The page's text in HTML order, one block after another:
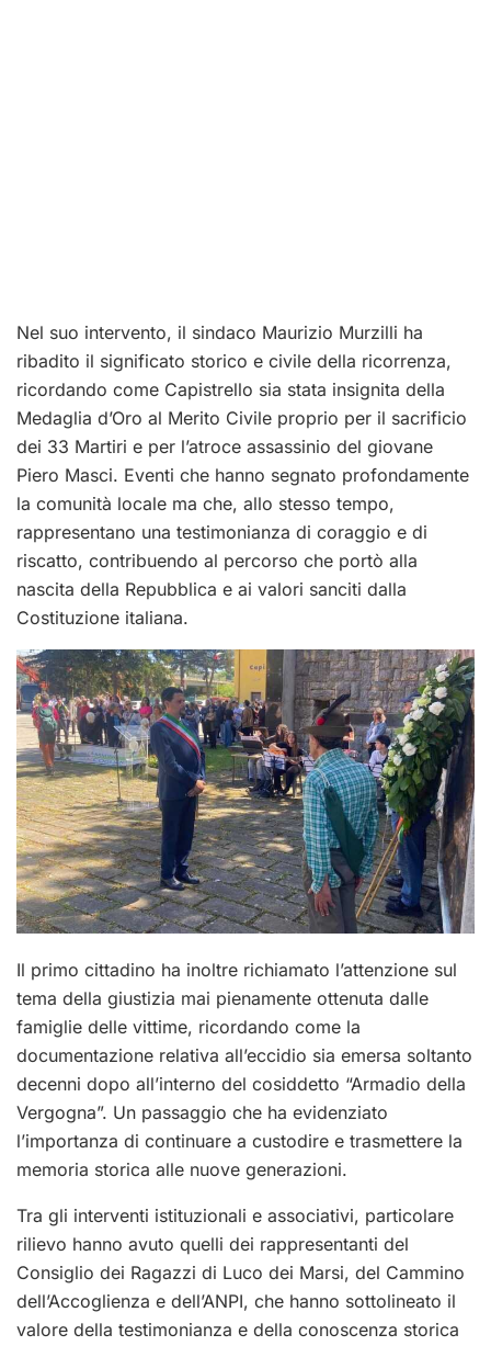
Nel suo intervento, il sindaco Maurizio Murzilli ha
ribadito il significato storico e civile della ricorrenza,
ricordando come Capistrello sia stata insignita della
Medaglia d’Oro al Merito Civile proprio per il sacrificio
dei 33 Martiri e per l’atroce assassinio del giovane
Piero Masci. Eventi che hanno segnato profondamente
la comunità locale ma che, allo stesso tempo,
rappresentano una testimonianza di coraggio e di
riscatto, contribuendo al percorso che portò alla
nascita della Repubblica e ai valori sanciti dalla
Costituzione italiana.
Il primo cittadino ha inoltre richiamato l’attenzione sul
tema della giustizia mai pienamente ottenuta dalle
famiglie delle vittime, ricordando come la
documentazione relativa all’eccidio sia emersa soltanto
decenni dopo all’interno del cosiddetto “Armadio della
Vergogna”. Un passaggio che ha evidenziato
l’importanza di continuare a custodire e trasmettere la
memoria storica alle nuove generazioni.
Tra gli interventi istituzionali e associativi, particolare
rilievo hanno avuto quelli dei rappresentanti del
Consiglio dei Ragazzi di Luco dei Marsi, del Cammino
dell’Accoglienza e dell’ANPI, che hanno sottolineato il
valore della testimonianza e della conoscenza storica